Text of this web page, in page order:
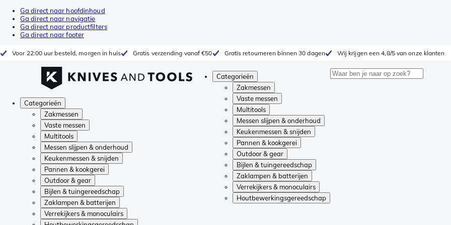
Ga direct naar hoofdinhoud
Ga direct naar navigatie
Ga direct naar productfilters
Ga direct naar footer
Voor 22:00 uur besteld, morgen in huis Gratis verzending vanaf €50 Gratis retourneren binnen 30 dagen Wij krijgen een 4,8/5 van onze klanten
Categorieën
Zakmessen
Vaste messen
Multitools
Messen slijpen & onderhoud
Keukenmessen & snijden
Pannen & kookgerei
Outdoor & gear
Bijlen & tuingereedschap
Zaklampen & batterijen
Verrekijkers & monoculairs
Houtbewerkingsgereedschap
Categorieën
Zakmessen
Vaste messen
Multitools
Messen slijpen & onderhoud
Keukenmessen & snijden
Pannen & kookgerei
Outdoor & gear
Bijlen & tuingereedschap
Zaklampen & batterijen
Verrekijkers & monoculairs